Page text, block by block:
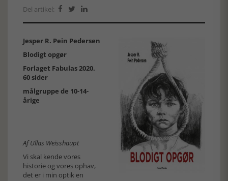
Del artikel:   
Jesper R. Pein Pedersen
Blodigt opgør
Forlaget Fabulas 2020.
60 sider
målgruppe de 10-14-
årige
Af Ullas Weisshaupt
Vi skal kende vores
historie og vores ophav,
det er i min optik en